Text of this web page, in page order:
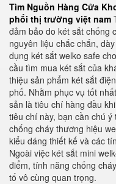
Tìm Nguồn Hàng Cửa
phối thị trường việt nam
đảm bảo do két sắt chống
nguyên liệu chắc chắn,
dụng két sắt welko safe
cầu tìm mua két sắt của
thiệu sản phẩm két sắt
phố. Nhằm phục vụ tốt
sản là tiêu chí hàng đầu
tiêu chí này, bạn cần chú
chống cháy thương hiệu
kiểu dáng thiết kế và các
Ngoài việc két sắt mini
điểm, tính năng chống
tố vô cùng quan trọng.